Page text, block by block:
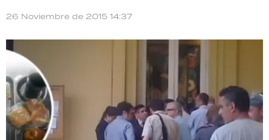
26 Noviembre de 2015 14:37
RECETAS
PALABRAS
HORÓSCOPO
Seguinos